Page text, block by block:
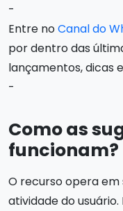
-
Entre noCanal do
por dentro das
lançamentos, dicas
-
Como as
funcionam?
O recurso opera
atividade do usuário.